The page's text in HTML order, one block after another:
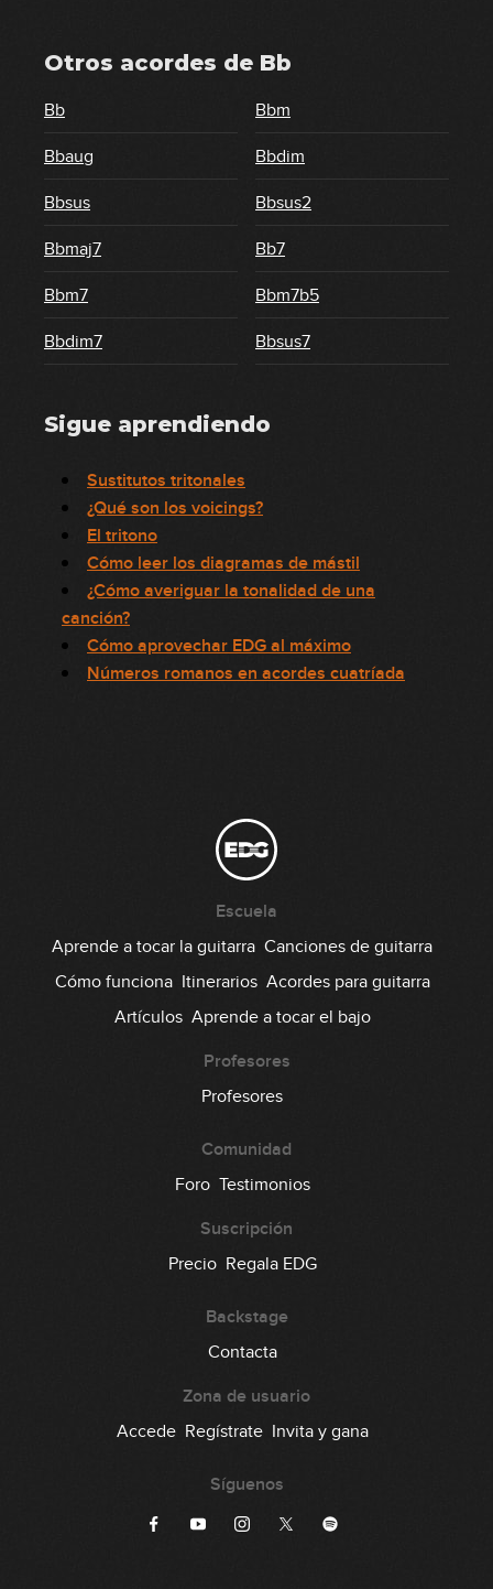
Otros acordes de Bb
Bb Bbm
Bbaug Bbdim
Bbsus Bbsus2
Bbmaj7 Bb7
Bbm7 Bbm7b5
Bbdim7 Bbsus7
Sigue aprendiendo
Sustitutos tritonales
¿Qué son los voicings?
El tritono
Cómo leer los diagramas de mástil
¿Cómo averiguar la tonalidad de una
canción?
Cómo aprovechar EDG al máximo
Números romanos en acordes cuatríada
Escuela
Aprende a tocar la guitarra Canciones de guitarra
Cómo funciona Itinerarios Acordes para guitarra
Artículos Aprende a tocar el bajo
Profesores
Profesores
Comunidad
Foro Testimonios
Suscripción
Precio Regala EDG
Backstage
Contacta
Zona de usuario
Accede Regístrate Invita y gana
Síguenos